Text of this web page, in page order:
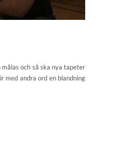
och så ska nya tapeter
med andra ord en blandning